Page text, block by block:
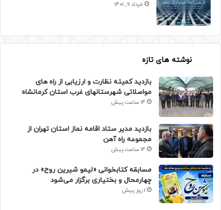
خرداد 9, 1401
نوشته های تازه
بازدید کمیته نظارت و ارزیابی از راه های
مواصلاتی شهرستانهای غرب استان کرمانشاه
14 ساعت پیش
بازدید مدیر ستاد اقامه نماز استان تهران از
مجموعه راه آهن
14 ساعت پیش
مسابقه کتابخوانی «لیمو شیرین روح» در
چهارمحال و بختیاری برگزار می‌شود
1 روز پیش